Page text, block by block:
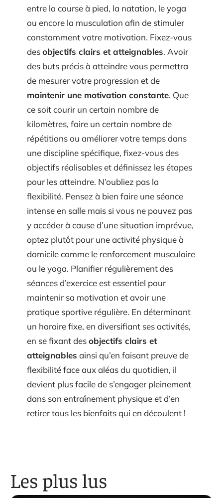
entre la course à pied, la natation, le yoga
ou encore la musculation afin de stimuler
constamment votre motivation. Fixez-vous
desobjectifs clairs et atteignables. Avoir
des buts précis à atteindre vous permettra
de mesurer votre progression et de
maintenir une motivation constante. Que
ce soit courir un certain nombre de
kilomètres, faire un certain nombre de
répétitions ou améliorer votre temps dans
une discipline spécifique, fixez-vous des
objectifs réalisables et définissez les étapes
pour les atteindre. N’oubliez pas la
flexibilité. Pensez à bien faire une séance
intense en salle mais si vous ne pouvez pas
y accéder à cause d’une situation imprévue,
optez plutôt pour une activité physique à
domicile comme le renforcement musculaire
ou le yoga. Planifier régulièrement des
séances d’exercice est essentiel pour
maintenir sa motivation et avoir une
pratique sportive régulière. En déterminant
un horaire fixe, en diversifiant ses activités,
en se fixant desobjectifs clairs et
atteignables ainsi qu’en faisant preuve de
flexibilité face aux aléas du quotidien, il
devient plus facile de s’engager pleinement
dans son entraînement physique et d’en
retirer tous les bienfaits qui en découlent !
Les plus lus